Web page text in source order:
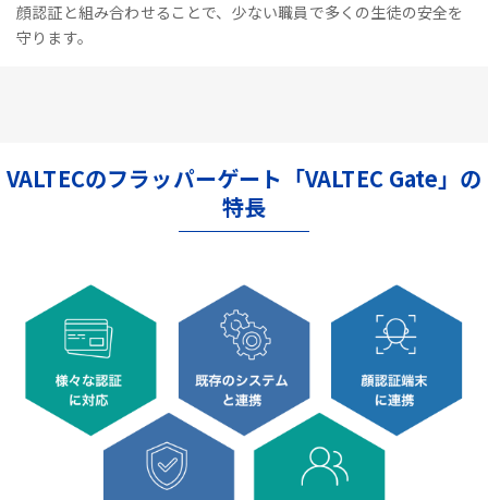
顔認証と組み合わせることで、少ない職員で多くの生徒の安全を
守ります。
VALTECのフラッパーゲート「VALTEC Gate」の
特長